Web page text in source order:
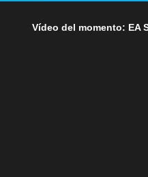
Vídeo del momento: EA